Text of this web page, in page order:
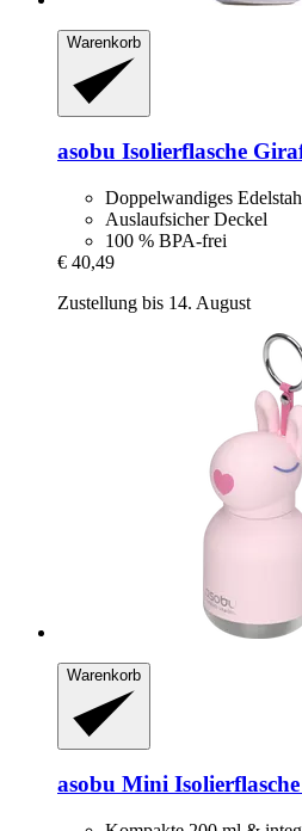
Warenkorb
asobu Isolierflasche
Doppelwandiges
Auslaufsicher Deckel
100 % BPA-frei
€ 40,49
Zustellung bis 14. August
Warenkorb
asobu Mini